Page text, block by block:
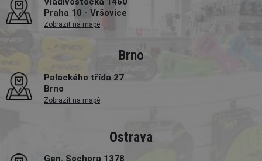
Praha 10 - Vršovice
Zobrazit na mapě
Brno
Palackého třída 27
Brno
Zobrazit na mapě
Ostrava
Gen. Sochora 1378